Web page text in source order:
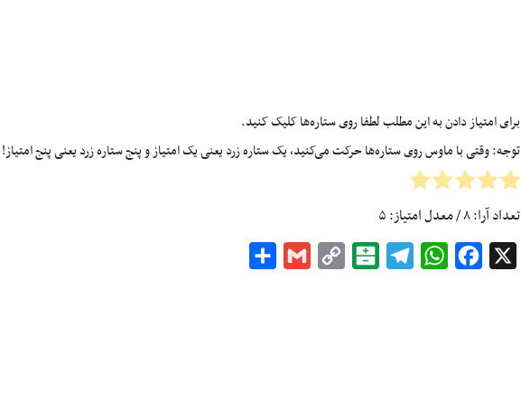
برای امتیاز دادن به این مطلب لطفا روی ستاره‌ها کلیک کنید.
توجه: وقتی با ماوس روی ستاره‌ها حرکت می‌کنید، یک ستاره زرد یعنی یک امتیاز و پنج ستاره زرد یعنی پنج امتیاز!
تعداد آرا:۸/ معدل امتیاز:۵
Facebook
WhatsApp
Telegram
Balatarin
Copy
Gmail